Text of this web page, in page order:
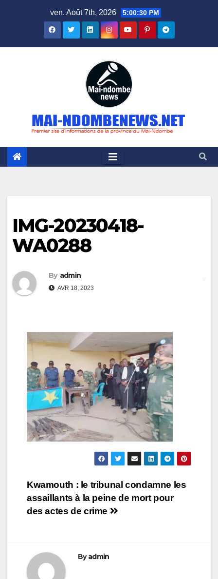
ven. Août 7th, 2026 5:00:30 PM
IMG-20230418-
WA0288
By admin
AVR 18, 2023
Navigation
de
Kwamouth : le tribunal condamne les
assaillants à la peine de mort pour
des actes de crime
Byadmin